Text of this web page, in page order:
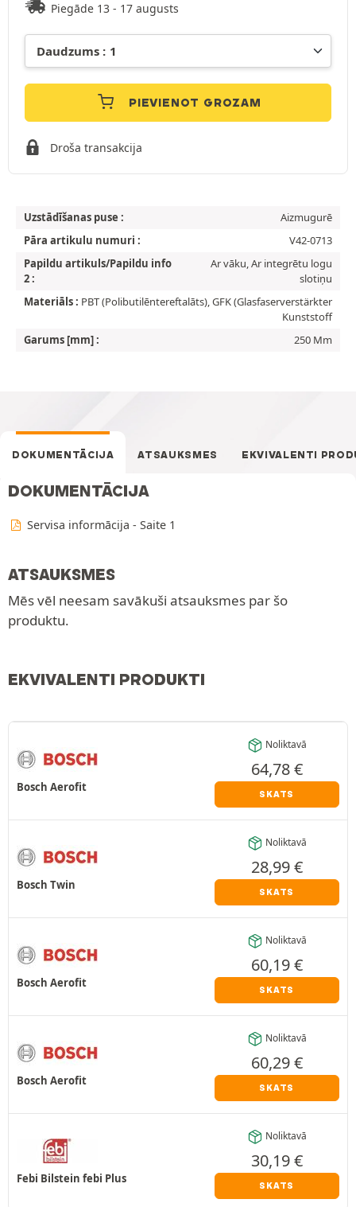
Piegāde 13 - 17 augusts
PIEVIENOT GROZAM
Droša transakcija
Uzstādīšanas puse :
Aizmugurē
Pāra artikulu numuri :
V42-0713
Papildu artikuls/Papildu info
2 :
Ar vāku, Ar integrētu logu
slotiņu
Materiāls : PBT (Polibutilēntereftalāts), GFK (Glasfaserverstärkter
Kunststoff
Garums [mm] :
250 Mm
DOKUMENTĀCIJA ATSAUKSMES EKVIVALENTI
DOKUMENTĀCIJA
Servisa informācija - Saite 1
ATSAUKSMES
Mēs vēl neesam savākuši atsauksmes par šo
produktu.
EKVIVALENTI PRODUKTI
Bosch Aerofit
Noliktavā
64,78€
SKATS
Bosch Twin
Noliktavā
28,99€
SKATS
Bosch Aerofit
Noliktavā
60,19€
SKATS
Bosch Aerofit
Noliktavā
60,29€
SKATS
Febi Bilstein febi Plus
Noliktavā
30,19€
SKATS